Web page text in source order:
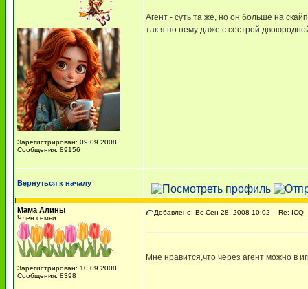
Зарегистрирован: 09.09.2008
Сообщения: 89156
Агент - суть та же, но он больше на
так я по нему даже с сестрой
Вернуться к началу
Мама Алины
Член семьи
Зарегистрирован: 10.09.2008
Сообщения: 8398
Добавлено: Вс Сен 28, 2008 10:02 Re: ICQ -
Мне нравится,что через агент можно в